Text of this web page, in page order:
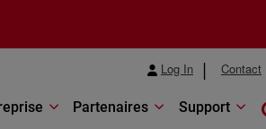
Log In Contact
Partenaires Support